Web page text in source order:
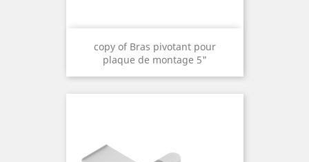
copy of Bras pivotant pour
plaque de montage 5"